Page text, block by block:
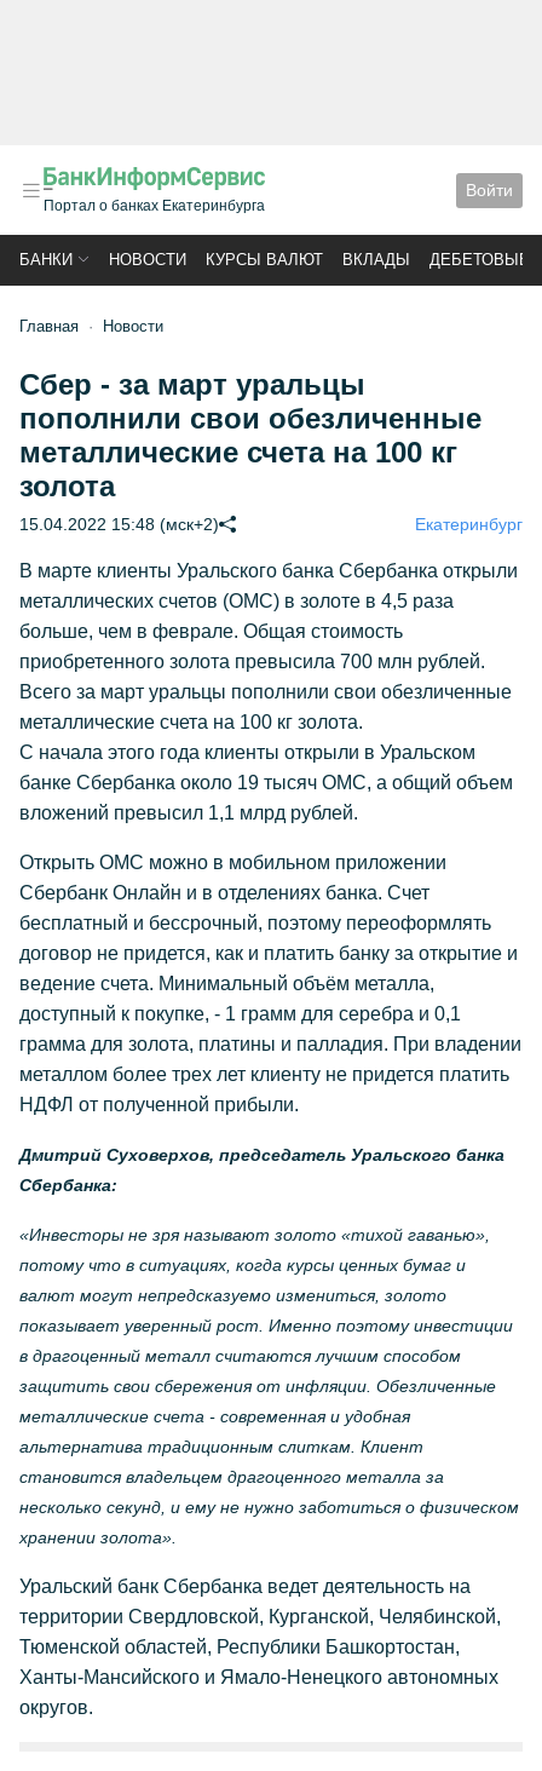
Портал о банках Екатеринбурга
Войти
БАНКИ НОВОСТИ КУРСЫ ВАЛЮТ ВКЛАДЫ ДЕБЕТОВЫЕ
Главная Новости
Сбер - за март уральцы
пополнили свои обезличенные
металлические счета на 100 кг
золота
15.04.2022 15:48 (мск+2) Екатеринбург
В марте клиенты Уральского банка Сбербанка открыли
металлических счетов (ОМС) в золоте в 4,5 раза
больше, чем в феврале. Общая стоимость
приобретенного золота превысила 700 млн рублей.
Всего за март уральцы пополнили свои обезличенные
металлические счета на 100 кг золота.
С начала этого года клиенты открыли в Уральском
банке Сбербанка около 19 тысяч ОМС, а общий объем
вложений превысил 1,1 млрд рублей.
Открыть ОМС можно в мобильном приложении
Сбербанк Онлайн и в отделениях банка. Счет
бесплатный и бессрочный, поэтому переоформлять
договор не придется, как и платить банку за открытие и
ведение счета. Минимальный объём металла,
доступный к покупке, - 1 грамм для серебра и 0,1
грамма для золота, платины и палладия. При владении
металлом более трех лет клиенту не придется платить
НДФЛ от полученной прибыли.
Дмитрий Суховерхов, председатель Уральского банка
Сбербанка:
«Инвесторы не зря называют золото «тихой гаванью»,
потому что в ситуациях, когда курсы ценных бумаг и
валют могут непредсказуемо измениться, золото
показывает уверенный рост. Именно поэтому инвестиции
в драгоценный металл считаются лучшим способом
защитить свои сбережения от инфляции. Обезличенные
металлические счета - современная и удобная
альтернатива традиционным слиткам. Клиент
становится владельцем драгоценного металла за
несколько секунд, и ему не нужно заботиться о физическом
хранении золота».
Уральский банк Сбербанка ведет деятельность на
территории Свердловской, Курганской, Челябинской,
Тюменской областей, Республики Башкортостан,
Ханты-Мансийского и Ямало-Ненецкого автономных
округов.